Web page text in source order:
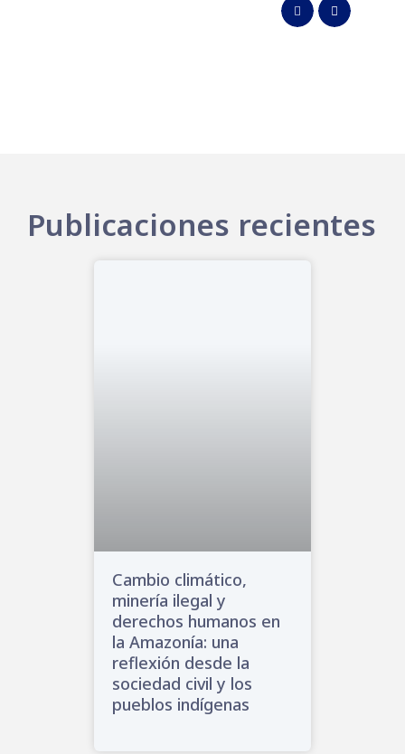
Publicaciones recientes
Cambio climático,
minería ilegal y
derechos humanos en
la Amazonía: una
reflexión desde la
sociedad civil y los
pueblos indígenas